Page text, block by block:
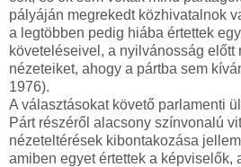
pályáján megrekedt közhivatalnok
a legtöbben pedig hiába értettek
követeléseivel, a nyilvánosság
nézeteiket, ahogy a pártba sem
1976).
A választásokat követő parlamenti
Párt részéről alacsony színvonalú
nézeteltérések kibontakozása
amiben egyet értettek a képviselők,